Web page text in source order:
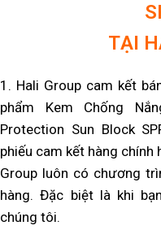
TẠI
1. Hali Group cam kết
phẩm Kem Chống
Protection Sun Block
phiếu cam kết hàng
Group luôn có chương
hàng. Đặc biệt là khi
chúng tôi.